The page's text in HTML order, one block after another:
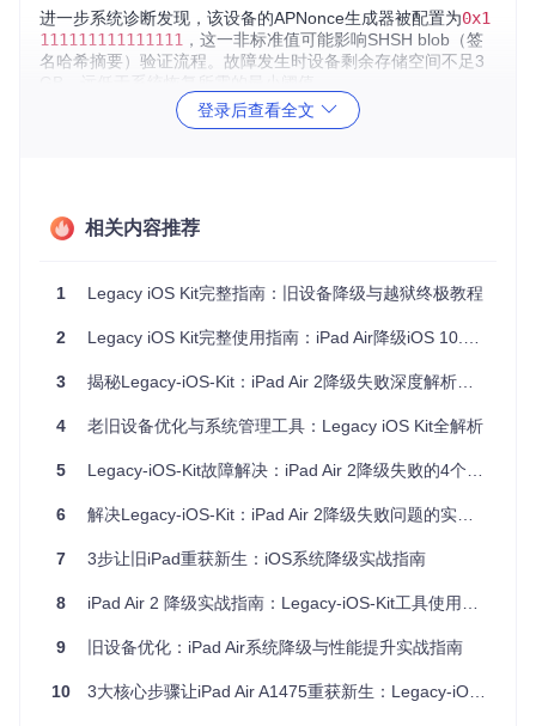
进一步系统诊断发现，该设备的APNonce生成器被配置为0x1
111111111111111 ，这一非标准值可能影响SHSH blob（签
名哈希摘要）验证流程。故障发生时设备剩余存储空间不足3
iOS设备在恢复过程中需要临时存储固件镜像（约4-6GB）、
解压缩缓冲区（2-3GB）及系统日志空间（1GB）。当可用空
间低于5GB时，会触发数据读取错误（-256代码）。
APNonce生成器配置冲突
的动态生成器验证机制存在兼容性冲突。设备ECID（唯一设
Legacy-iOS-Kit内置的futurerestore组件若未更新至v16以上版
本，会存在对A10设备（如iPad5,3）的APNonce处理缺陷。
分步解决方案
🔧 针对已识别的根本原因，实施以下系统化修复流程：
1. 释放设备存储空间
登录后查看全文
相关内容推荐
1 Legacy iOS Kit完整指南：旧设备降级与越狱终极教程
2 Legacy iOS Kit完整使用指南：iPad Air降级iOS 10.3.3实战解析
3 揭秘Legacy-iOS-Kit：iPad Air 2降级失败深度解析与解决方案
4 老旧设备优化与系统管理工具：Legacy iOS Kit全解析
5 Legacy-iOS-Kit故障解决：iPad Air 2降级失败的4个关键突破点
6 解决Legacy-iOS-Kit：iPad Air 2降级失败问题的实战指南
7 3步让旧iPad重获新生：iOS系统降级实战指南
8 iPad Air 2 降级实战指南：Legacy-iOS-Kit工具使用全解析
9 旧设备优化：iPad Air系统降级与性能提升实战指南
10 3大核心步骤让iPad Air A1475重获新生：Legacy-iOS-Kit降级实战指南